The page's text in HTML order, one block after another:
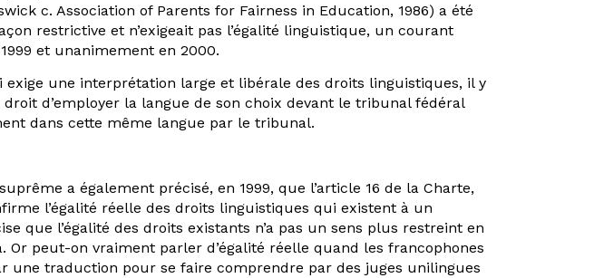
c. Association of Parents for Fairness in Education, 1986) a été
restrictive et n’exigeait pas l’égalité linguistique, un courant
et unanimement en 2000.
une interprétation large et libérale des droits linguistiques, il y
d’employer la langue de son choix devant le tribunal fédéral
dans cette même langue par le tribunal.
a également précisé, en 1999, que l’article 16 de la Charte,
l’égalité réelle des droits linguistiques qui existent à un
que l’égalité des droits existants n’a pas un sens plus restreint en
peut-on vraiment parler d’égalité réelle quand les francophones
une traduction pour se faire comprendre par des juges unilingues